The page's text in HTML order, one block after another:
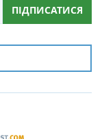
ПІДПИСАТИСЯ